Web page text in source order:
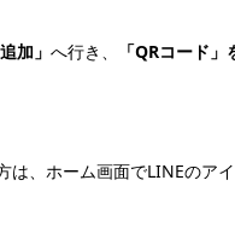
加」 へ行き、 「QRコード」
、ホーム画面でLINEのア